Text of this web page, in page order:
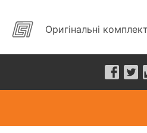
Оригінальні